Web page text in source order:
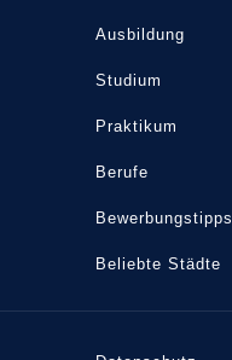
Ausbildung
Studium
Praktikum
Berufe
Bewerbungstipps
Beliebte Städte